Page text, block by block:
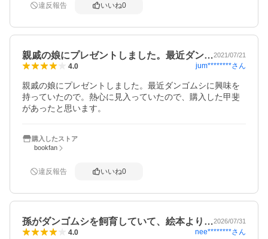
違反報告 いいね0
親戚の娘にプレゼントしました。最近ダン…2021/07/21
4.0 jum********さん
親戚の娘にプレゼントしました。最近ダンゴムシに興味を
持っていたので。熱心に見入っていたので、購入した甲斐
があったと思います。
購入したストア
bookfan
違反報告 いいね0
孫がダンゴムシを飼育していて、絵本より…2026/07/31
4.0 nee********さん